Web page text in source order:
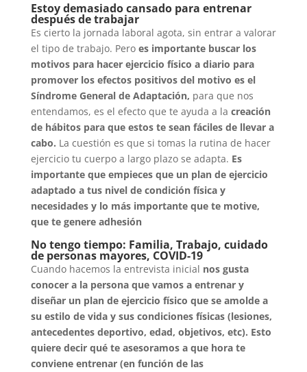
Estoy demasiado cansado para entrenar
después de trabajar
Es cierto la jornada laboral agota, sin entrar a valorar
el tipo de trabajo. Pero es importante buscar los
motivos para hacer ejercicio físico a diario para
promover los efectos positivos del motivo es el
Síndrome General de Adaptación, para que nos
entendamos, es el efecto que te ayuda a la creación
de hábitos para que estos te sean fáciles de llevar a
cabo. La cuestión es que si tomas la rutina de hacer
ejercicio tu cuerpo a largo plazo se adapta. Es
importante que empieces que un plan de ejercicio
adaptado a tus nivel de condición física y
necesidades y lo más importante que te motive,
que te genere adhesión
No tengo tiempo: Familia, Trabajo, cuidado
de personas mayores, COVID-19
Cuando hacemos la entrevista inicial nos gusta
conocer a la persona que vamos a entrenar y
diseñar un plan de ejercicio físico que se amolde a
su estilo de vida y sus condiciones físicas (lesiones,
antecedentes deportivo, edad, objetivos, etc). Esto
quiere decir qué te asesoramos a que hora te
conviene entrenar (en función de las